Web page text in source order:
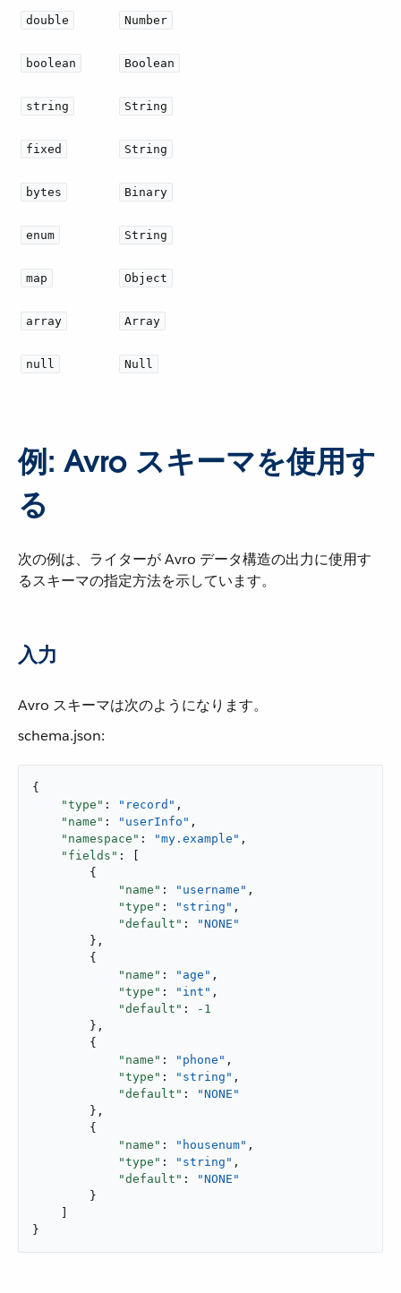
double Number
boolean Boolean
string String
fixed String
bytes Binary
enum String
map Object
array Array
null Null
例: Avro スキーマを使用す
る
次の例は、ライターが Avro データ構造の出力に使用す
るスキーマの指定方法を示しています。
入力
Avro スキーマは次のようになります。
schema.json:
{
"type" : "record" ,
"name" : "userInfo" ,
"namespace" : "my.example" ,
"fields" : [
        {
"name" : "username" ,
"type" : "string" ,
"default" :
"NONE"
        },
        {
"name" : "age" ,
"type" : "int" ,
"default" :
-1
        },
        {
"name" : "phone" ,
"type" : "string" ,
"default" :
"NONE"
        },
        {
"name" : "housenum" ,
"type" : "string" ,
"default" :
"NONE"
        }
}